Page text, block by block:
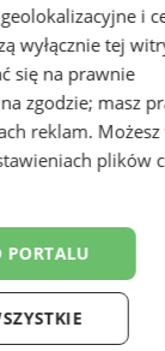
w
i
wyłącznie tej
się na prawnie
zgodzie; masz
reklam.
plików
PORTALU